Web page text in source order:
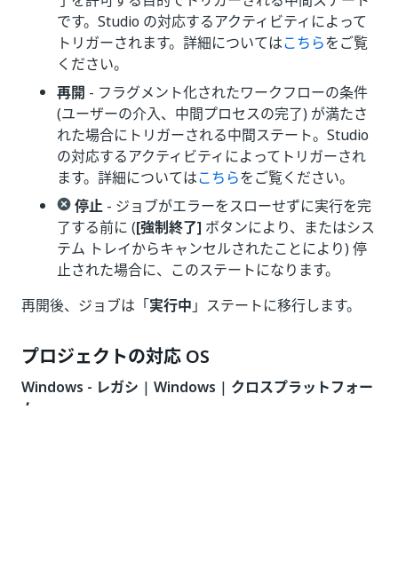
です。Studio の対応するアクティビティによって
トリガーされます。詳細についてはこちらをご覧
ください。
再開 - フラグメント化されたワークフローの条件
(ユーザーの介入、中間プロセスの完了) が満たさ
れた場合にトリガーされる中間ステート。Studio
の対応するアクティビティによってトリガーされ
ます。詳細についてはこちらをご覧ください。
停止 - ジョブがエラーをスローせずに実行を完
了する前に ([強制終了] ボタンにより、またはシス
テム トレイからキャンセルされたことにより) 停
止された場合に、このステートになります。
再開後、ジョブは「実行中 」ステートに移行します。
プロジェクトの対応 OS
Windows - レガシ | Windows | クロスプラットフォー
ム